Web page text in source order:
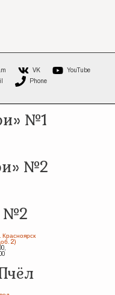
VK
YouTube
Phone
№1
№2
№2
2)